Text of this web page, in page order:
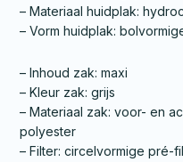
– Materiaal huidplak:
– Vorm huidplak:
– Inhoud zak: maxi
– Kleur zak: grijs
– Materiaal zak: voor- en
polyester
– Filter: circelvormige pré-